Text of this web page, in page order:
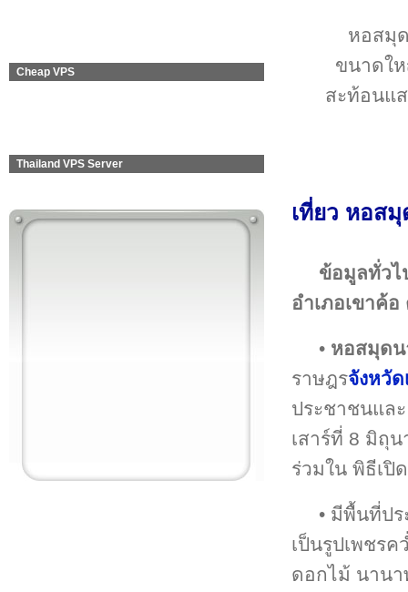
Cheap VPS
Thailand VPS Server
หอสมุ
ขนาดใ
สะท้อนแ
เที่ยว หอส
ข้อมูลทั่ว
อำเภอเขาค้อ
• หอสมุดน
ราษฎรจังหวั
ประชาชนแล
เสาร์ที่ 8 มิถุ
ร่วมใน พิธีเปิด
• มีพื้นที่ป
เป็นรูปเพชร
ดอกไม้ นานา